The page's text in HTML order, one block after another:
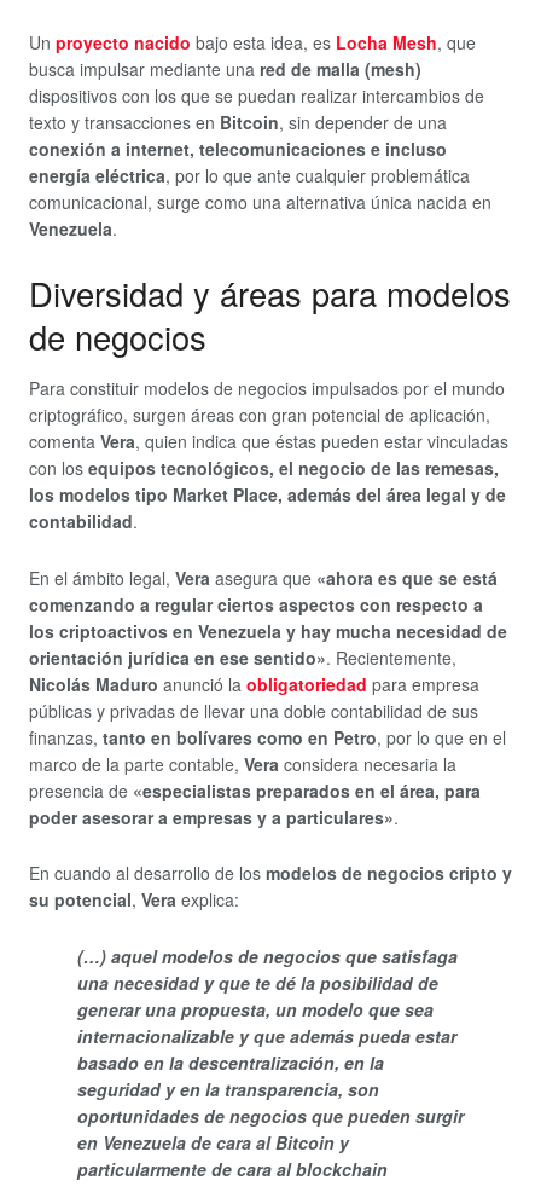
Un proyecto nacido bajo esta idea, es Locha Mesh, que
busca impulsar mediante una red de malla (mesh)
dispositivos con los que se puedan realizar intercambios de
texto y transacciones en Bitcoin, sin depender de una
conexión a internet, telecomunicaciones e incluso
energía eléctrica, por lo que ante cualquier problemática
comunicacional, surge como una alternativa única nacida en
Venezuela.
Diversidad y áreas para modelos
de negocios
Para constituir modelos de negocios impulsados por el mundo
criptográfico, surgen áreas con gran potencial de aplicación,
comenta Vera, quien indica que éstas pueden estar vinculadas
con los equipos tecnológicos, el negocio de las remesas,
los modelos tipo Market Place, además del área legal y de
contabilidad.
En el ámbito legal, Vera asegura que «ahora es que se está
comenzando a regular ciertos aspectos con respecto a
los criptoactivos en Venezuela y hay mucha necesidad de
orientación jurídica en ese sentido». Recientemente,
Nicolás Maduro anunció la obligatoriedad para empresa
públicas y privadas de llevar una doble contabilidad de sus
finanzas, tanto en bolívares como en Petro, por lo que en el
marco de la parte contable, Vera considera necesaria la
presencia de «especialistas preparados en el área, para
poder asesorar a empresas y a particulares».
En cuando al desarrollo de los modelos de negocios cripto y
su potencial, Vera explica:
(…) aquel modelos de negocios que satisfaga
una necesidad y que te dé la posibilidad de
generar una propuesta, un modelo que sea
internacionalizable y que además pueda estar
basado en la descentralización, en la
seguridad y en la transparencia, son
oportunidades de negocios que pueden surgir
en Venezuela de cara al Bitcoin y
particularmente de cara al blockchain